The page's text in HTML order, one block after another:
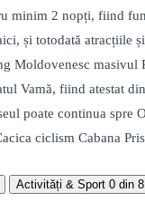
minim 2 nopți, fiind
și totodată atracțiile
masivul
Vamă, fiind atestat
poate continua spre
ciclism Cabana
Activități & Sport 0 din 8